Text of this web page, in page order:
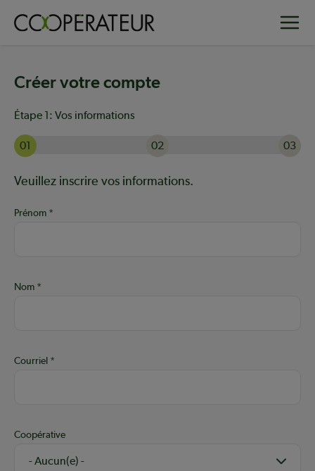
Créer votre compte
Étape 1: Vos informations
01 02
03
Aide :
Veuillez inscrire vos informations.
Prénom
Nom
Courriel
Coopérative